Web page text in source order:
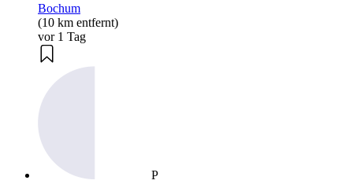
Bochum
(10 km entfernt)
vor 1 Tag
P